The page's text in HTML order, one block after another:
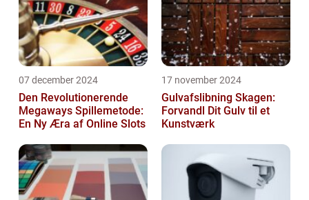
07 december 2024
Den Revolutionerende
Megaways Spillemetode:
En Ny Æra af Online Slots
17 november 2024
Gulvafslibning Skagen:
Forvandl Dit Gulv til et
Kunstværk